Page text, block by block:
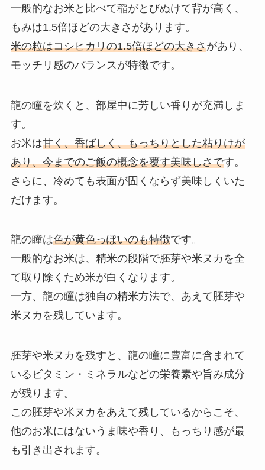
一般的なお米と比べて稲がとびぬけて背が高く、
もみは1.5倍ほどの大きさがあります。
米の粒はコシヒカリの1.5倍ほどの大きさがあり、
モッチリ感のバランスが特徴です。
龍の瞳を炊くと、部屋中に芳しい香りが充満しま
す。
お米は甘く、香ばしく、もっちりとした粘りけが
あり、今までのご飯の概念を覆す美味しさです。
さらに、冷めても表面が固くならず美味しくいた
だけます。
龍の瞳は色が黄色っぽいのも特徴です。
一般的なお米は、精米の段階で胚芽や米ヌカを全
て取り除くため米が白くなります。
一方、龍の瞳は独自の精米方法で、あえて胚芽や
米ヌカを残しています。
胚芽や米ヌカを残すと、龍の瞳に豊富に含まれて
いるビタミン・ミネラルなどの栄養素や旨み成分
が残ります。
この胚芽や米ヌカをあえて残しているからこそ、
他のお米にはないうま味や香り、もっちり感が最
も引き出されます。